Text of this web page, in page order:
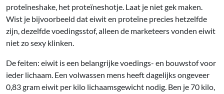
proteïneshake, het proteïneshotje. Laat je niet gek maken.
Wist je bijvoorbeeld dat eiwit en proteïne precies hetzelfde
zijn, dezelfde voedingsstof, alleen de marketeers vonden eiwit
niet zo sexy klinken.
De feiten: eiwit is een belangrijke voedings- en bouwstof voor
ieder lichaam. Een volwassen mens heeft dagelijks ongeveer
0,83 gram eiwit per kilo lichaamsgewicht nodig. Ben je 70 kilo,